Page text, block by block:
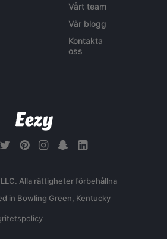
Vårt team
Vår blogg
Kontakta
oss
Alla rättigheter förbehållna